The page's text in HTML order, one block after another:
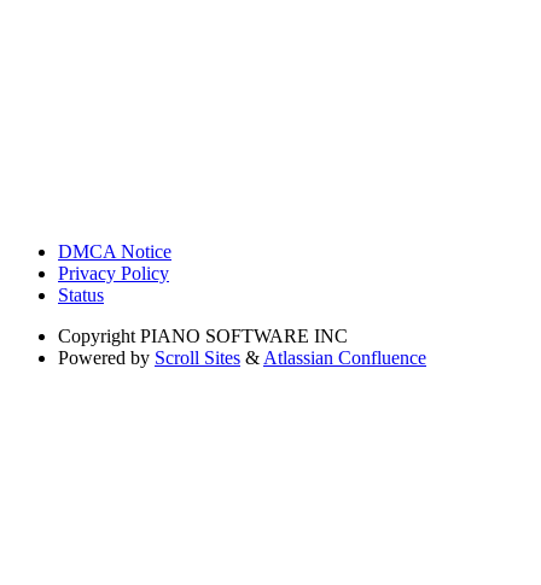
DMCA Notice
Privacy Policy
Status
Copyright PIANO SOFTWARE INC
Powered by Scroll Sites & Atlassian Confluence